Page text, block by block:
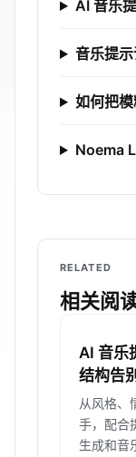
AI 音乐
音乐提示
如何把模
Noema
RELATED
相关阅
AI 音乐
结构告
从风格、
手，配合
生成和音